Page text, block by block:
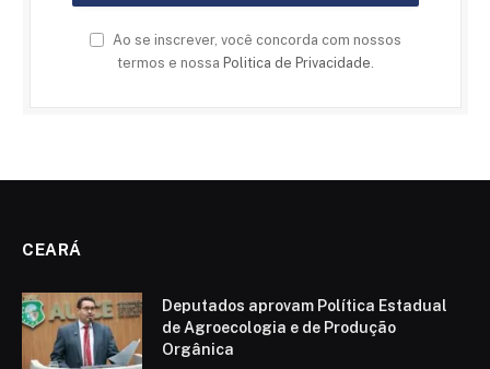
Ao se inscrever, você concorda com nossos
termos e nossa Politica de Privacidade
CEARÁ
Deputados aprovam Política Estadual
de Agroecologia e de Produção
Orgânica